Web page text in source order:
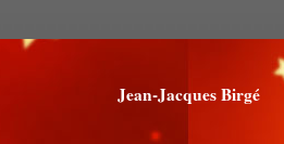
Jean-Jacques Birgé